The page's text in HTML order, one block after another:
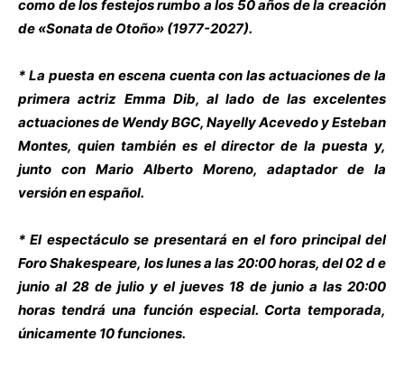
como de los festejos rumbo a los 50 años de la creación
de «Sonata de Otoño» (1977-2027).
* La puesta en escena cuenta con las actuaciones de la
primera actriz Emma Dib, al lado de las excelentes
actuaciones de Wendy BGC, Nayelly Acevedo y Esteban
Montes, quien también es el director de la puesta y,
junto con Mario Alberto Moreno, adaptador de la
versión en español.
* El espectáculo se presentará en el foro principal del
Foro Shakespeare, los lunes a las 20:00 horas, del 02 d e
junio al 28 de julio y el jueves 18 de junio a las 20:00
horas tendrá una función especial. Corta temporada,
únicamente 10 funciones.